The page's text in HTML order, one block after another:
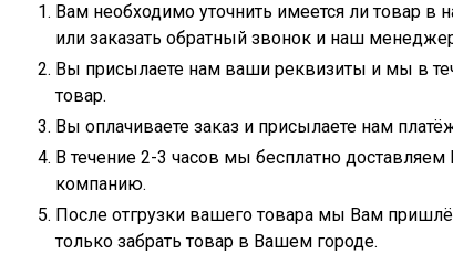
Вам необходимо уточнить имеется ли товар
или заказать обратный звонок и наш
Вы присылаете нам ваши реквизиты и мы в
товар.
Вы оплачиваете заказ и присылаете нам
В течение 2-3 часов мы бесплатно
компанию.
После отгрузки вашего товара мы Вам
только забрать товар в Вашем городе.